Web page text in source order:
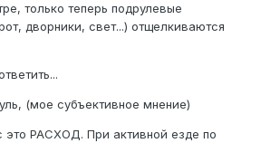
только теперь подрулевые
дворники, свет...) отщелкиваются
(мое субъективное мнение)
РАСХОД. При активной езде по